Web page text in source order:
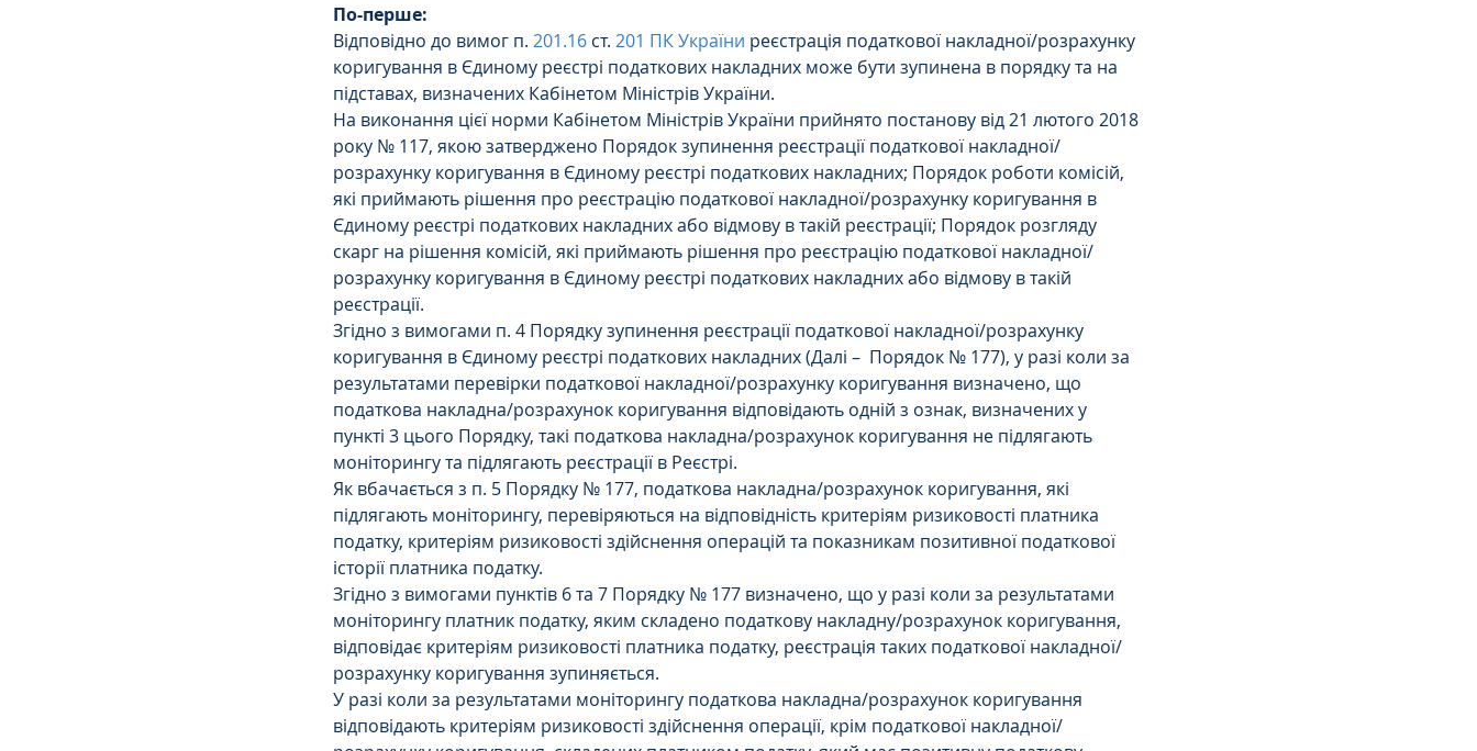
По-перше:
Відповідно до вимог п. 201.16 ст. 201 ПК України реєстрація податкової накладної/розрахунку
коригування в Єдиному реєстрі податкових накладних може бути зупинена в порядку та на
підставах, визначених Кабінетом Міністрів України.
На виконання цієї норми Кабінетом Міністрів України прийнято постанову від 21 лютого 2018
року № 117, якою затверджено Порядок зупинення реєстрації податкової накладної/
розрахунку коригування в Єдиному реєстрі податкових накладних; Порядок роботи комісій,
які приймають рішення про реєстрацію податкової накладної/розрахунку коригування в
Єдиному реєстрі податкових накладних або відмову в такій реєстрації; Порядок розгляду
скарг на рішення комісій, які приймають рішення про реєстрацію податкової накладної/
розрахунку коригування в Єдиному реєстрі податкових накладних або відмову в такій
реєстрації.
Згідно з вимогами п. 4 Порядку зупинення реєстрації податкової накладної/розрахунку
коригування в Єдиному реєстрі податкових накладних (Далі –  Порядок № 177), у разі коли за
результатами перевірки податкової накладної/розрахунку коригування визначено, що
податкова накладна/розрахунок коригування відповідають одній з ознак, визначених у
пункті 3 цього Порядку, такі податкова накладна/розрахунок коригування не підлягають
моніторингу та підлягають реєстрації в Реєстрі.
Як вбачається з п. 5 Порядку № 177, податкова накладна/розрахунок коригування, які
підлягають моніторингу, перевіряються на відповідність критеріям ризиковості платника
податку, критеріям ризиковості здійснення операцій та показникам позитивної податкової
історії платника податку.
Згідно з вимогами пунктів 6 та 7 Порядку № 177 визначено, що у разі коли за результатами
моніторингу платник податку, яким складено податкову накладну/розрахунок коригування,
відповідає критеріям ризиковості платника податку, реєстрація таких податкової накладної/
розрахунку коригування зупиняється.
У разі коли за результатами моніторингу податкова накладна/розрахунок коригування
відповідають критеріям ризиковості здійснення операції, крім податкової накладної/